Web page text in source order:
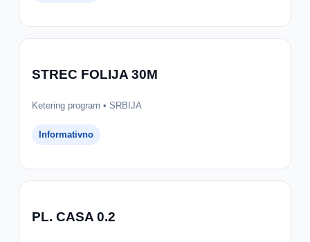
STREC FOLIJA 30M
Ketering program • SRBIJA
Informativno
PL. CASA 0.2